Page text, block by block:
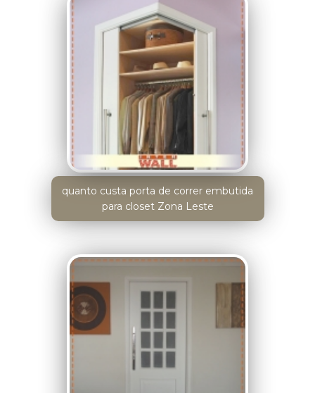
quanto custa porta de correr embutida
para closet Zona Leste